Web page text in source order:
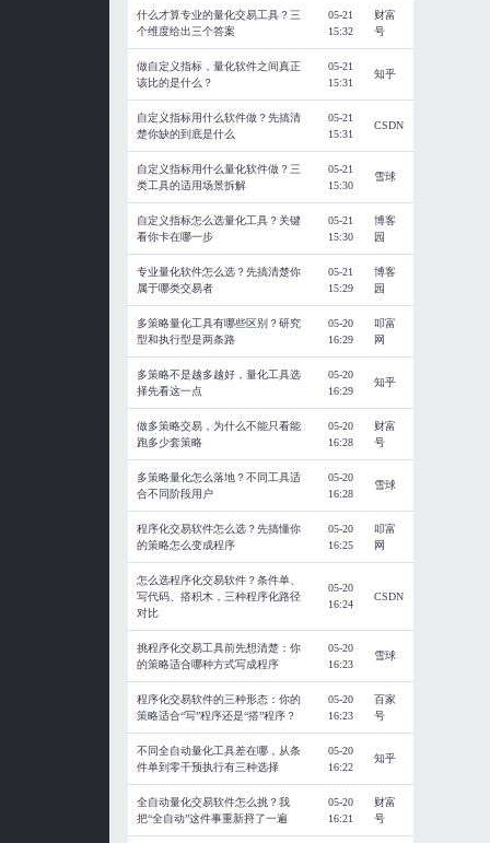
什么才算专业的量化交易工具？三
个维度给出三个答案
05-21
15:32
财富
号
做自定义指标，量化软件之间真正
该比的是什么？
05-21
15:31
知乎
自定义指标用什么软件做？先搞清
楚你缺的到底是什么
05-21
15:31
CSDN
自定义指标用什么量化软件做？三
类工具的适用场景拆解
05-21
15:30
雪球
自定义指标怎么选量化工具？关键
看你卡在哪一步
05-21
15:30
博客
园
专业量化软件怎么选？先搞清楚你
属于哪类交易者
05-21
15:29
博客
园
多策略量化工具有哪些区别？研究
型和执行型是两条路
05-20
16:29
叩富
网
多策略不是越多越好，量化工具选
择先看这一点
05-20
16:29
知乎
做多策略交易，为什么不能只看能
跑多少套策略
05-20
16:28
财富
号
多策略量化怎么落地？不同工具适
合不同阶段用户
05-20
16:28
雪球
程序化交易软件怎么选？先搞懂你
的策略怎么变成程序
05-20
16:25
叩富
网
怎么选程序化交易软件？条件单、
写代码、搭积木，三种程序化路径
对比
05-20
16:24
CSDN
挑程序化交易工具前先想清楚：你
的策略适合哪种方式写成程序
05-20
16:23
雪球
程序化交易软件的三种形态：你的
策略适合“写”程序还是“搭”程序？
05-20
16:23
百家
号
不同全自动量化工具差在哪，从条
件单到零干预执行有三种选择
05-20
16:22
知乎
全自动量化交易软件怎么挑？我
把“全自动”这件事重新捋了一遍
05-20
16:21
财富
号